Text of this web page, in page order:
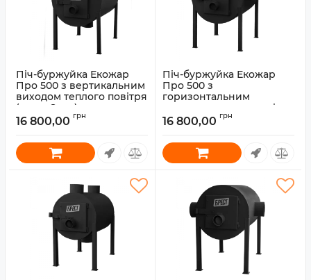
Піч-буржуйка Екожар
Про 500 з вертикальним
виходом теплого повітря
(сталь 8 мм)
Артикул: 30010051
16 800,00 грн
Піч-буржуйка Екожар
Про 500 з
горизонтальним
виходом теплого повітря
(сталь 8 мм)
16 800,00 грн